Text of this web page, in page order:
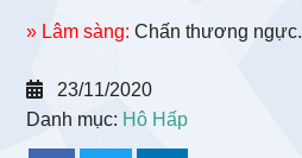
» Lâm sàng: Chấn thương ngực.
23/11/2020
Danh mục: Hô Hấp